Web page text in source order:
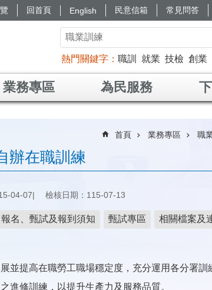
回首頁 English 民意信箱 常見問答
熱門關鍵字 職訓 就業 技檢 創業
業務專區 為民服務
首頁 業務專區 職
辦在職訓練
04-07 檢核日期：115-07-13
報名、甄試及報到須知 甄試專區 相關檔案及
並提高在職勞工職場穩定度，充分運用各分署
進修訓練，以提升生產力及服務品質。